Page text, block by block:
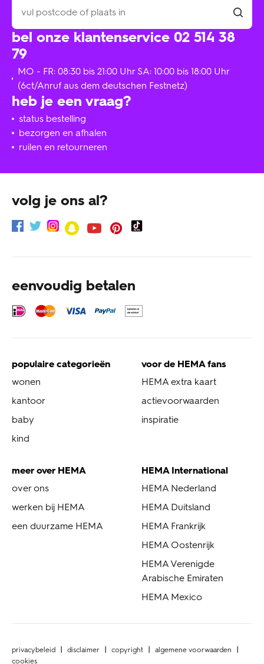
heb je een vraag?
status bestelling
bezorgen en afhalen
ruilen en retourneren
bel onze klantenservice 02 514 38
79
MO - FR: 08:30 bis 21:00 Uhr SA: 10:00 bis 18:00 Uhr
(6ct/Anruf aus dem deutschen Festnetz)
volg je ons al?
eenvoudig betalen
populaire categorieën
wonen
kantoor
baby
kind
voor de HEMA fans
HEMA extra kaart
actievoorwaarden
inspiratie
meer over HEMA
over ons
werken bij HEMA
een duurzame HEMA
HEMA International
HEMA Nederland
HEMA Duitsland
HEMA Frankrijk
HEMA Oostenrijk
HEMA Verenigde
Arabische Emiraten
HEMA Mexico
privacybeleid disclaimer copyright
algemene voorwaarden
cookies